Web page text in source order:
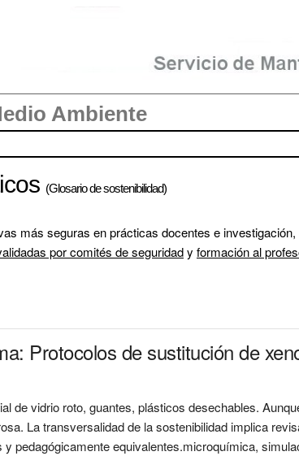
Ambiente
(Glosario de sostenibilidad)
más seguras en prácticas docentes e
por comités de seguridad y formación al
Protocolos de sustitución de
de vidrio roto, guantes, plásticos desechables.
La transversalidad de la sostenibilidad implica
pedagógicamente equivalentes.microquímica,